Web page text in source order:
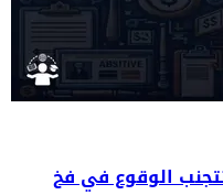
الوقوع في فخ